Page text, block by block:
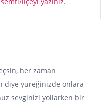
her zaman
diye yüreğinizde onlara
sevginizi yollarken bir